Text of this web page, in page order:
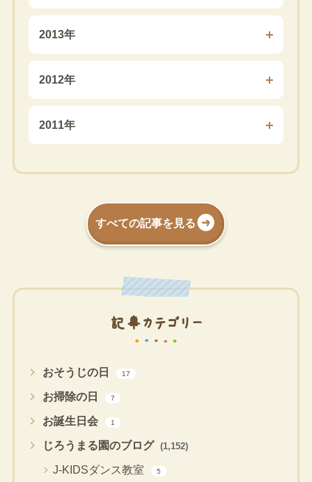
2013年
2012年
2011年
すべての記事を見る
記事カテゴリー
おそうじの日 17
お掃除の日 7
お誕生日会 1
じろうまる園のブログ (1,152)
J-KIDSダンス教室 5